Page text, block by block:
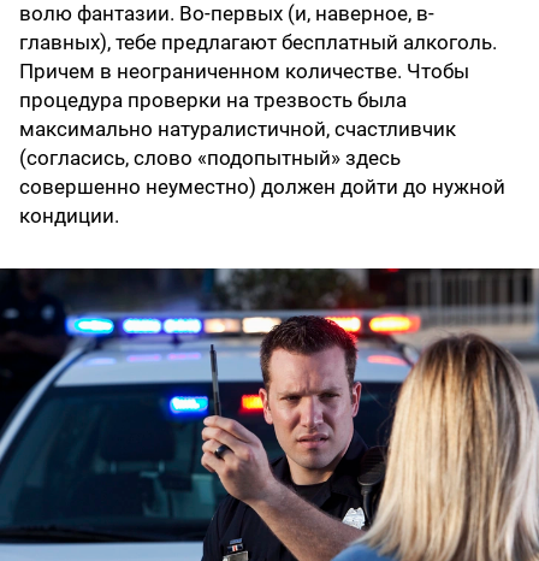
волю фантазии. Во-первых (и, наверное, в-
главных), тебе предлагают бесплатный алкоголь.
Причем в неограниченном количестве. Чтобы
процедура проверки на трезвость была
максимально натуралистичной, счастливчик
(согласись, слово «подопытный» здесь
совершенно неуместно) должен дойти до нужной
кондиции.